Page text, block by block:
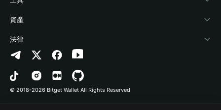
幫助中心
‌聯繫我們
品牌資源
工作機會
Crypto Swap API
Altcoin Season Index
Prediction Markets
DApp
Bitget Wallet Pay
合作上架
安全防護技術
快捷買幣
授權檢測
合約檢測
批次轉帳
資產
Arbitrum
Avalanche
Bitcoin
法律
隱私協議
用戶使用協議
© 2018-2026 Bitget Wallet All Rights Reserved